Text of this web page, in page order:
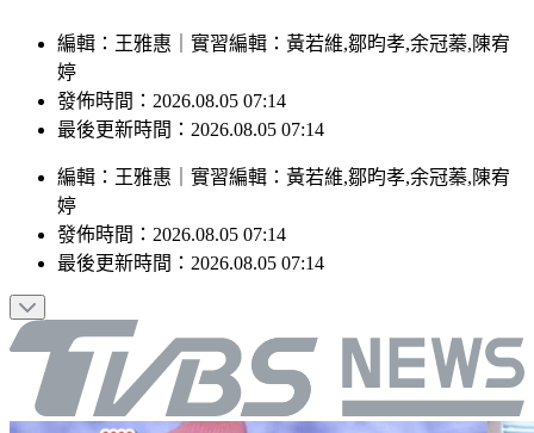
編輯：王雅惠｜實習編輯：黃若維,鄒昀孝,余冠蓁,陳宥
婷
發佈時間：2026.08.05 07:14
編輯
婷
發佈時間：2026.08.05 07:14